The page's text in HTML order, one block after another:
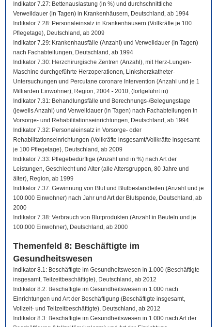
Indikator 7.27: Bettenauslastung (in %) und durchschnittliche
Verweildauer (in Tagen) in Krankenhäusern, Deutschland, ab 1994
Indikator 7.28: Personaleinsatz in Krankenhäusern (Vollkräfte je 100
Pflegetage), Deutschland, ab 2009
Indikator 7.29: Krankenhausfälle (Anzahl) und Verweildauer (in Tagen)
nach Fachabteilungen, Deutschland, ab 1994
Indikator 7.30: Herzchirurgische Zentren (Anzahl), mit Herz-Lungen-
Maschine durchgeführte Herzoperationen, Linksherzkatheter-
Untersuchungen und Percutane coronare Intervention (Anzahl und je 1
Milliarden Einwohner), Region, 2004 - 2010, (fortgeführt in)
Indikator 7.31: Behandlungsfälle und Berechnungs-/Belegungstage
(jeweils Anzahl) und Verweildauer (in Tagen) nach Fachabteilungen in
Vorsorge- und Rehabilitationseinrichtungen, Deutschland, ab 1994
Indikator 7.32: Personaleinsatz in Vorsorge- oder
Rehabilitationseinrichtungen (Vollkräfte insgesamt/Vollkräfte insgesamt
je 100 Pflegetage), Deutschland, ab 2009
Indikator 7.33: Pflegebedürftige (Anzahl und in %) nach Art der
Leistungen, Geschlecht und Alter (alle Altersgruppen, 80 Jahre und
älter), Region, ab 1999
Indikator 7.37: Gewinnung von Blut und Blutbestandteilen (Anzahl und je
100.000 Einwohner) nach Jahr und Art der Blutspende, Deutschland, ab
2000
Indikator 7.38: Verbrauch von Blutprodukten (Anzahl in Beuteln und je
100.000 Einwohner), Deutschland, ab 2000
Themenfeld 8: Beschäftigte im
Gesundheitswesen
Indikator 8.1: Beschäftigte im Gesundheitswesen in 1.000 (Beschäftigte
insgesamt, Teilzeitbeschäftigte), Deutschland, ab 2012
Indikator 8.2: Beschäftigte im Gesundheitswesen in 1.000 nach
Einrichtungen und Art der Beschäftigung (Beschäftigte insgesamt,
Vollzeit- und Teilzeitbeschäftigte), Deutschland, ab 2012
Indikator 8.3: Beschäftigte im Gesundheitswesen in 1.000 nach Art der